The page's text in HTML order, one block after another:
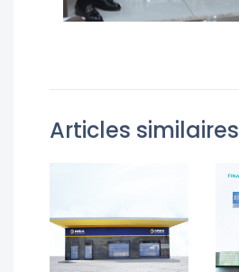
Articles similaires